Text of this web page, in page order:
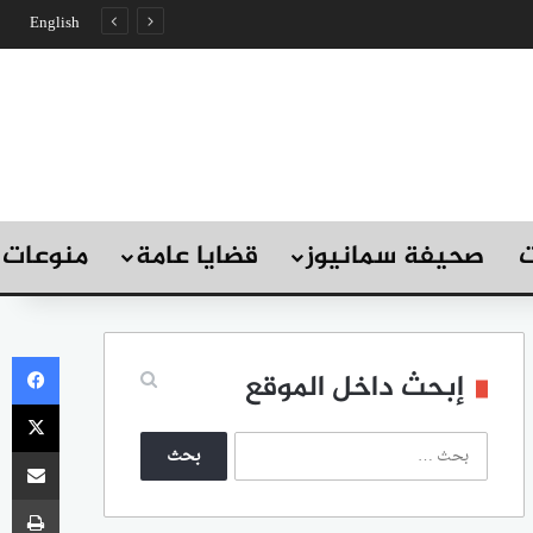
English
صحيفة سمانيوز قضايا عامة منوعات
إبحث داخل الموقع
ح